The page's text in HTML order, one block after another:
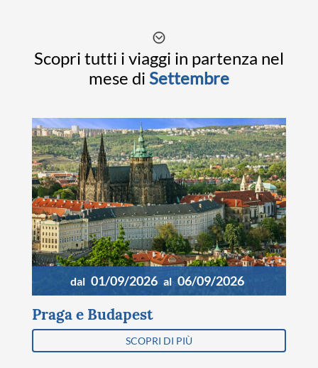
Scopri tutti i viaggi in partenza nel
mese di Settembre
dal 01/09/2026 al 06/09/2026
Praga e Budapest
SCOPRI DI PIÙ